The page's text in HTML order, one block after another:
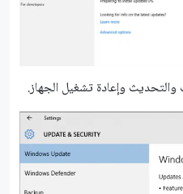
والتحديث وإعادة تشغيل الجهاز.